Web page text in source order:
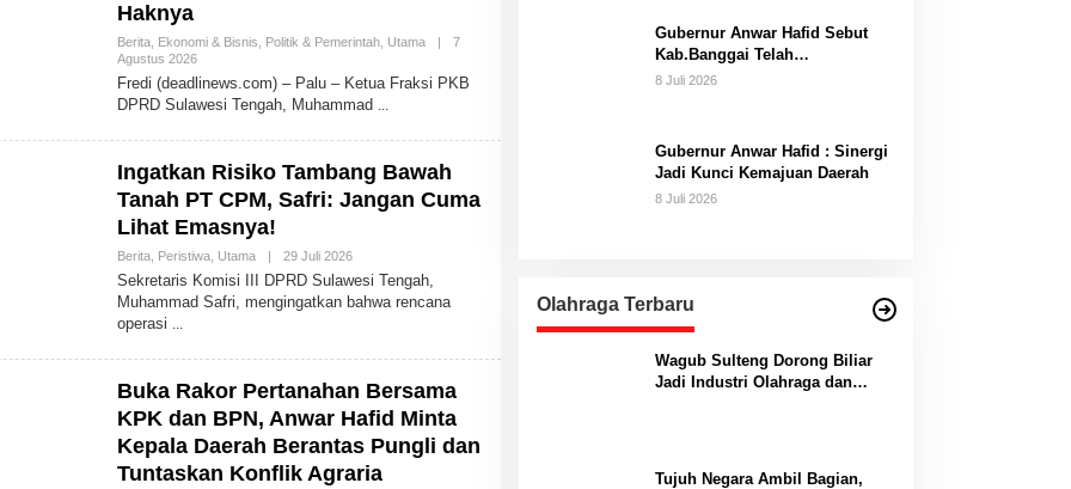
Haknya
Berita, Ekonomi & Bisnis Politik & Pemerintah, Utama |
7
Agustus 2026O
L
E
H
D
I
N
Fredi (deadlinews.com) – Palu – Ketua Fraksi PKB
DPRD Sulawesi Tengah, Muhammad
Ingatkan Risiko Tambang Bawah
Tanah PT CPM, Safri: Jangan Cuma
Lihat Emasnya!
Berita, Peristiwa, Utama | 29 Juli 2026O
E
H
M
N
Sekretaris Komisi III DPRD Sulawesi Tengah,
Muhammad Safri, mengingatkan bahwa rencana
operasi
Buka Rakor Pertanahan Bersama
KPK dan BPN, Anwar Hafid Minta
Kepala Daerah Berantas Pungli dan
Tuntaskan Konflik Agraria
Gubernur Anwar Hafid Sebut
Kab.Banggai Telah
“Melahirkan” Generasi…
8 Juli 2026
Gubernur Anwar Hafid : Sinergi
Jadi Kunci Kemajuan Daerah
8 Juli 2026
Olahraga Terbaru
Wagub Sulteng Dorong Biliar
Jadi Industri Olahraga dan
Tujuh Negara Ambil Bagian,